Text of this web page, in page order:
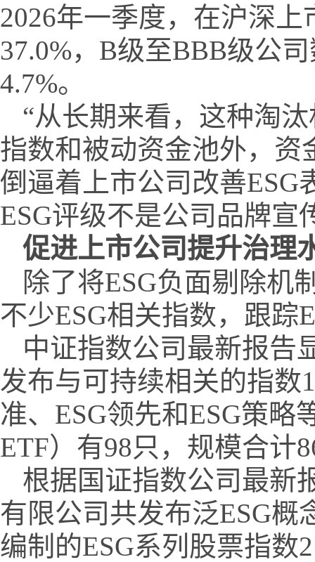
2026年一季度，在沪深
37.0%，B级至BBB级公
4.7%。
“从长期来看，这种淘
指数和被动资金池外，资
倒逼着上市公司改善ESG
ESG评级不是公司品牌
促进上市公司提升治理
除了将ESG负面剔除机
不少ESG相关指数，跟踪
中证指数公司最新报告
发布与可持续相关的指数
准、ESG领先和ESG策
ETF）有98只，规模合计
根据国证指数公司最新
有限公司共发布泛ESG概
编制的ESG系列股票指